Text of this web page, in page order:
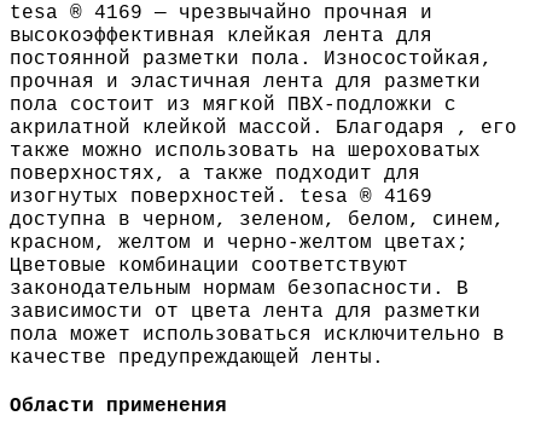
tesa ® 4169 — чрезвычайно прочная и
высокоэффективная клейкая лента для
постоянной разметки пола. Износостойкая,
прочная и эластичная лента для разметки
пола состоит из мягкой ПВХ-подложки с
акрилатной клейкой массой. Благодаря , его
также можно использовать на шероховатых
поверхностях, а также подходит для
изогнутых поверхностей. tesa ® 4169
доступна в черном, зеленом, белом, синем,
красном, желтом и черно-желтом цветах;
Цветовые комбинации соответствуют
законодательным нормам безопасности. В
зависимости от цвета лента для разметки
пола может использоваться исключительно в
качестве предупреждающей ленты.
Области применения